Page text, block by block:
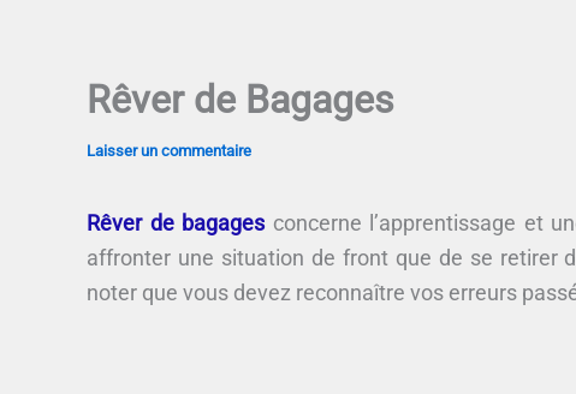
Rêver de Bagages
Laisser un commentaire
Rêver de bagagesconcerne l’apprentissage et
affronter une situation de front que de se retirer
noter que vous devez reconnaître vos erreurs